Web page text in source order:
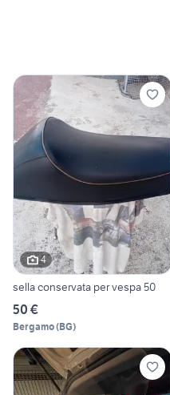
4
sella conservata per vespa 50
50 €
Bergamo(BG)